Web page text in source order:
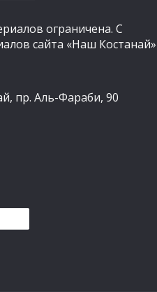
ограничена. С
сайта «Наш Костанай»
пр. Аль-Фараби, 90